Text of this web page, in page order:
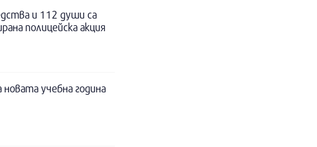
и 112 души са
полицейска акция
новата учебна година